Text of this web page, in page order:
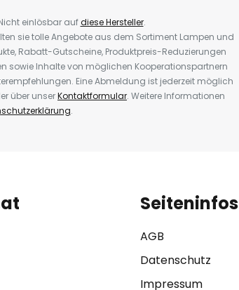
einlösbar aufdiese Hersteller.
sie tolle Angebote aus dem Sortiment Lampen und
Rabatt-Gutscheine, Produktpreis-Reduzierungen
sowie Inhalte von möglichen Kooperationspartnern
Eine Abmeldung ist jederzeit möglich
über unserKontaktformular. Weitere Informationen
.
Seiteninfos
AGB
Datenschutz
Impressum